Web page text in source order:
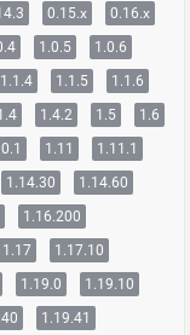
0.15.x
0.16.x
1.0.5
1.0.6
1.1.4 1.1.5
1.1.6
1.4.2 1.5
1.6
1.11
1.11.1
1.14.30
1.14.60
1.16.200
1.17
1.17.10
1.19.0
1.19.10
1.19.41